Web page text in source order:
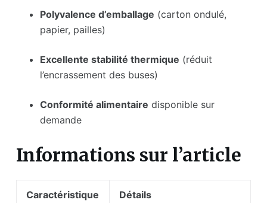
Polyvalence d’emballage (carton ondulé,
papier, pailles)
Excellente stabilité thermique (réduit
l’encrassement des buses)
Conformité alimentaire disponible sur
demande
Informations sur l’article
Caractéristique Détails